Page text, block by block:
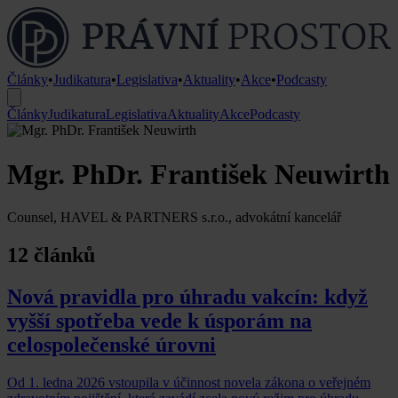
Články•Judikatura•Legislativa•Aktuality•Akce•Podcasty
ČlánkyJudikaturaLegislativaAktualityAkcePodcasty
Mgr. PhDr. František Neuwirth
Counsel, HAVEL & PARTNERS s.r.o., advokátní kancelář
12 článků
Nová pravidla pro úhradu vakcín: když
vyšší spotřeba vede k úsporám na
celospolečenské úrovni
Od 1. ledna 2026 vstoupila v účinnost novela zákona o veřejném